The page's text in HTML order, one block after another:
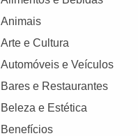
Animais
Arte e Cultura
Automóveis e Veículos
Bares e Restaurantes
Beleza e Estética
Benefícios